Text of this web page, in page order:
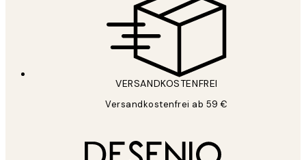
VERSANDKOSTENFREI
Versandkostenfrei ab 59 €